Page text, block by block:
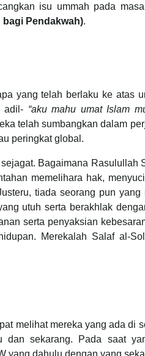
isu ummah pada
bagi Pendakwah).
yang telah berlaku ke atas
adil- “aku mahu umat Islam
telah sumbangkan dalam
peringkat global.
Bagaimana Rasulullah
memelihara hak,
tiada seorang pun yang
utuh serta berakhlak
serta penyaksian
Merekalah Salaf al-
melihat mereka yang ada di
dan sekarang. Pada saat
yang dahulu dengan yang